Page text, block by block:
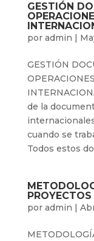
GESTIÓN
por admin |
GESTIÓN
de la
cuando se
Todos estos
PROYECTOS
por admin |